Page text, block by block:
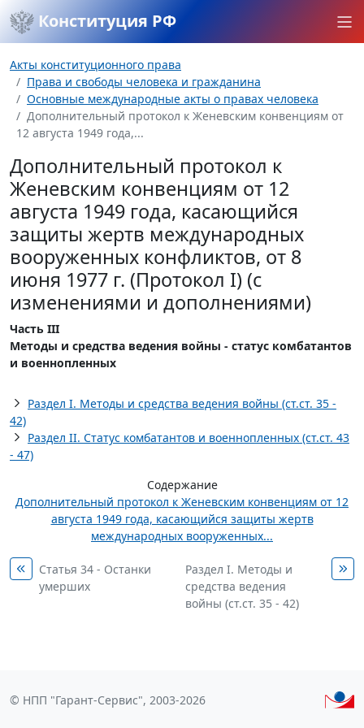
Конституция РФ
Акты конституционного права
Права и свободы человека и гражданина
Основные международные акты о правах человека
Дополнительный протокол к Женевским конвенциям от
12 августа 1949 года,...
Дополнительный протокол к
Женевским конвенциям от 12
августа 1949 года, касающийся
защиты жертв международных
вооруженных конфликтов, от 8
июня 1977 г. (Протокол I) (с
изменениями и дополнениями)
Часть III
Методы и средства ведения войны - статус комбатантов
и военнопленных
Раздел I. Методы и средства ведения войны (ст.ст. 35 -
42)
Раздел II. Статус комбатантов и военнопленных (ст.ст. 43
- 47)
Содержание
Дополнительный протокол к Женевским конвенциям от 12
августа 1949 года, касающийся защиты жертв
международных вооруженных...
Статья 34 - Останки
умерших
Раздел I. Методы и
средства ведения
войны (ст.ст. 35 - 42)
© НПП "Гарант-Сервис", 2003-2026